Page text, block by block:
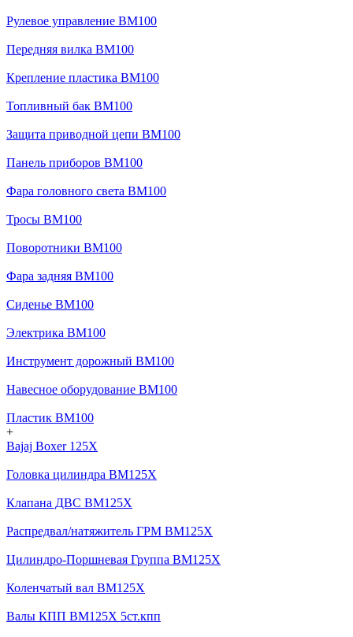
Рулевое управление BM100
Передняя вилка BM100
Крепление пластика BM100
Топливный бак BM100
Защита приводной цепи BM100
Панель приборов BM100
Фара головного света BM100
Тросы BM100
Поворотники BM100
Фара задняя BM100
Сиденье BM100
Электрика BM100
Инструмент дорожный BM100
Навесное оборудование BM100
Пластик BM100
+
Bajaj Boxer 125X
Головка цилиндра BM125X
Клапана ДВС BM125X
Распредвал/натяжитель ГРМ BM125X
Цилиндро-Поршневая Группа BM125X
Коленчатый вал BM125X
Валы КПП BM125X 5ст.кпп